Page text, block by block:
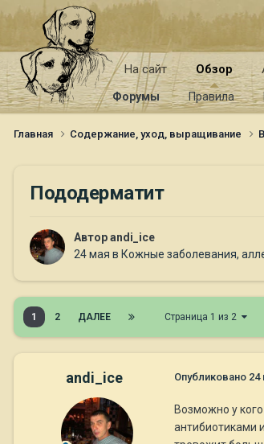
На сайт Обзор
Форумы Правила
Главная Содержание, уход, выращивание
Пододерматит
Авторandi_ice
24 мая в Кожные заболевания,
1 2 ДАЛЕЕ Страница 1 из 2
andi_ice Опубликовано 24
Возможно у
антибиотиками